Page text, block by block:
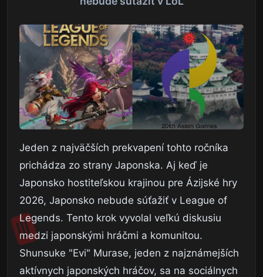
Jeden z najväčších prekvapení tohto ročníka
prichádza zo strany Japonska. Aj keď je
Japonsko hostiteľskou krajinou pre Ázijské hry
2026, Japonsko nebude súťažiť v League of
Legends. Tento krok vyvolal veľkú diskusiu
medzi japonskými hráčmi a komunitou.
Shunsuke "Evi" Murase, jeden z najznámejších
aktívnych japonských hráčov, sa na sociálnych